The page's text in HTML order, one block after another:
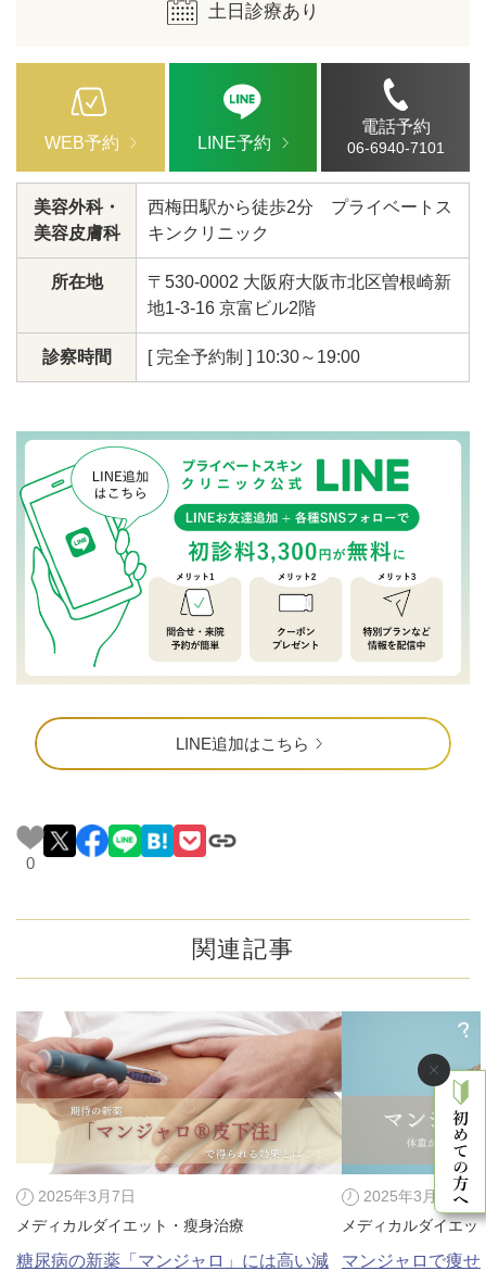
土日診療あり
WEB予約 LINE予約
電話予約
06-6940-7101
美容外科・
美容皮膚科
西梅田駅から徒歩2分 プライベートス
キンクリニック
所在地
〒530-0002 大阪府大阪市北区曽根崎新
地1-3-16 京富ビル2階
診察時間 [ 完全予約制 ] 10:30～19:00
LINE追加はこちら
0
関連記事
2025年3月7日
メディカルダイエット・瘦身治療
糖尿病の新薬「マンジャロ」には高い減
2025年3月3日
メディカルダイエッ
マンジャロで痩